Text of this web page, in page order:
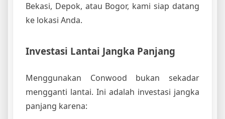
Bekasi, Depok, atau Bogor, kami siap datang
ke lokasi Anda.
Investasi Lantai Jangka Panjang
Menggunakan Conwood bukan sekadar
mengganti lantai. Ini adalah investasi jangka
panjang karena: